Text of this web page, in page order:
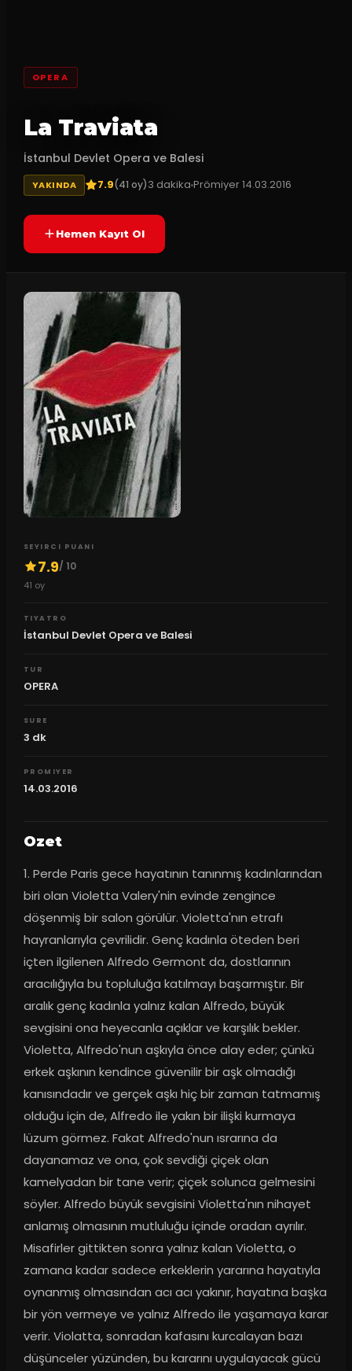
OPERA
La Traviata
İstanbul Devlet Opera ve Balesi
YAKINDA 7.9(41 oy)3 dakikaPrömiyer14.03.2016
Hemen Kayıt Ol
SEYIRCI PUANI
7.9/ 10
41 oy
TIYATRO
İstanbul Devlet Opera ve Balesi
TUR
OPERA
SURE
3 dk
PROMIYER
14.03.2016
Ozet
1. Perde Paris gece hayatının tanınmış kadınlarından
biri olan Violetta Valery'nin evinde zengince
döşenmiş bir salon görülür. Violetta'nın etrafı
hayranlarıyla çevrilidir. Genç kadınla öteden beri
içten ilgilenen Alfredo Germont da, dostlarının
aracılığıyla bu topluluğa katılmayı başarmıştır. Bir
aralık genç kadınla yalnız kalan Alfredo, büyük
sevgisini ona heyecanla açıklar ve karşılık bekler.
Violetta, Alfredo'nun aşkıyla önce alay eder; çünkü
erkek aşkının kendince güvenilir bir aşk olmadığı
kanısındadır ve gerçek aşkı hiç bir zaman tatmamış
olduğu için de, Alfredo ile yakın bir ilişki kurmaya
lüzum görmez. Fakat Alfredo'nun ısrarına da
dayanamaz ve ona, çok sevdiği çiçek olan
kamelyadan bir tane verir; çiçek solunca gelmesini
söyler. Alfredo büyük sevgisini Violetta'nın nihayet
anlamış olmasının mutluluğu içinde oradan ayrılır.
Misafirler gittikten sonra yalnız kalan Violetta, o
zamana kadar sadece erkeklerin yararına hayatıyla
oynanmış olmasından acı acı yakınır, hayatına başka
bir yön vermeye ve yalnız Alfredo ile yaşamaya karar
verir. Violatta, sonradan kafasını kurcalayan bazı
düşünceler yüzünden, bu kararını uygulayacak gücü